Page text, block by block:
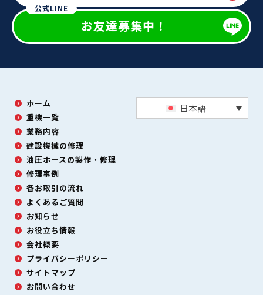
公式LINE
お友達募集中！
ホーム
重機一覧
業務内容
建設機械の修理
油圧ホースの製作・修理
修理事例
各お取引の流れ
よくあるご質問
お知らせ
お役立ち情報
会社概要
プライバシーポリシー
サイトマップ
お問い合わせ
日本語